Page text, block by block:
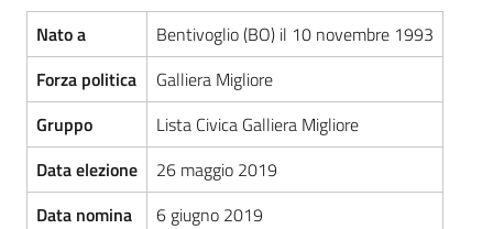
Nato a
Bentivoglio (BO) il 10 novembre 1993
Forza politica
Galliera Migliore
Gruppo
Lista Civica Galliera Migliore
Data elezione
26 maggio 2019
Data nomina
6 giugno 2019